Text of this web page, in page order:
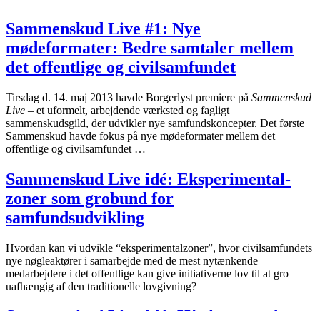
Sammenskud Live #1: Nye
mødeformater: Bedre samtaler mellem
det offentlige og civilsamfundet
Tirsdag d. 14. maj 2013 havde Borgerlyst premiere på Sammenskud
Live – et uformelt, arbejdende værksted og fagligt
sammenskudsgild, der udvikler nye samfundskoncepter. Det første
Sammenskud havde fokus på nye mødeformater mellem det
offentlige og civilsamfundet …
Sammenskud Live idé: Eksperimental-
zoner som grobund for
samfundsudvikling
Hvordan kan vi udvikle “eksperimentalzoner”, hvor civilsamfundets
nye nøgleaktører i samarbejde med de mest nytænkende
medarbejdere i det offentlige kan give initiativerne lov til at gro
uafhængig af den traditionelle lovgivning?